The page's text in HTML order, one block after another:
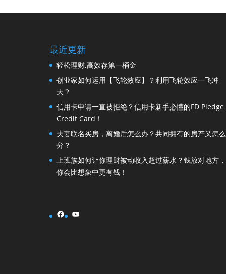
最近更新
轻松理财,高效存第一桶金
创业家如何运用【飞轮效应】？利用飞轮效应一飞冲
天？
信用卡申请一直被拒绝？信用卡新手必懂的FD Pledge
Credit Card！
夫妻联名买房，离婚后怎么办？共同拥有的房产又怎么
分？
上班族如何让你理财被动收入超过薪水？钱放对地方，
你会比想象中更有钱！
FacebookYouTube